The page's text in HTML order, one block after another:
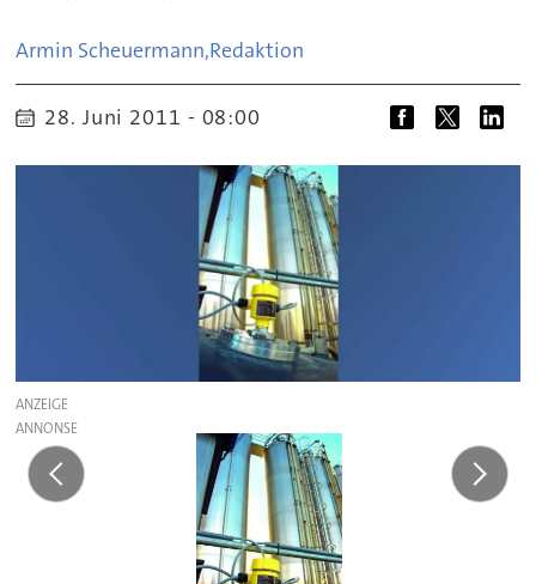
Armin Scheuermann,Redaktion
28. Juni 2011 - 08:00
ANZEIGE